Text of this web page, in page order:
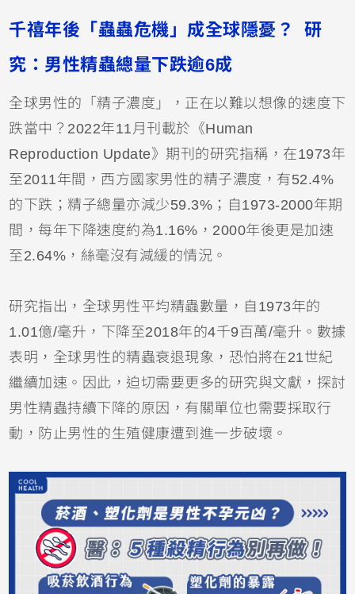
千禧年後「蟲蟲危機」成全球隱憂？ 研
究：男性精蟲總量下跌逾6成
全球男性的「精子濃度」，正在以難以想像的速度下
跌當中？2022年11月刊載於《Human
Reproduction Update》期刊的研究指稱，在1973年
至2011年間，西方國家男性的精子濃度，有52.4%
的下跌；精子總量亦減少59.3%；自1973-2000年期
間，每年下降速度約為1.16%，2000年後更是加速
至2.64%，絲毫沒有減緩的情況。
研究指出，全球男性平均精蟲數量，自1973年的
1.01億/毫升，下降至2018年的4千9百萬/毫升。數據
表明，全球男性的精蟲衰退現象，恐怕將在21世紀
繼續加速。因此，迫切需要更多的研究與文獻，探討
男性精蟲持續下降的原因，有關單位也需要採取行
動，防止男性的生殖健康遭到進一步破壞。